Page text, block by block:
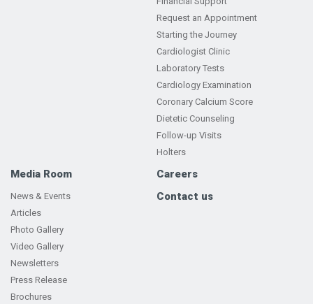
Request an Appointment
Starting the Journey
Cardiologist Clinic
Laboratory Tests
Cardiology Examination
Coronary Calcium Score
Dietetic Counseling
Follow-up Visits
Holters
Media Room
News & Events
Articles
Photo Gallery
Video Gallery
Newsletters
Press Release
Brochures
Careers
Contact us